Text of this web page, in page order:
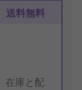
送料無料
在庫と配